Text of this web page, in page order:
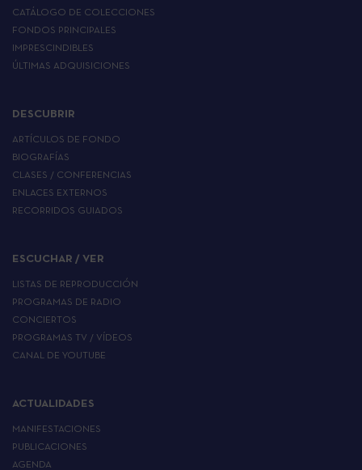
CATÁLOGO DE COLECCIONES
FONDOS PRINCIPALES
IMPRESCINDIBLES
ÚLTIMAS ADQUISICIONES
DESCUBRIR
ARTÍCULOS DE FONDO
BIOGRAFÍAS
CLASES / CONFERENCIAS
ENLACES EXTERNOS
RECORRIDOS GUIADOS
ESCUCHAR / VER
LISTAS DE REPRODUCCIÓN
PROGRAMAS DE RADIO
CONCIERTOS
PROGRAMAS TV / VÍDEOS
CANAL DE YOUTUBE
ACTUALIDADES
MANIFESTACIONES
PUBLICACIONES
AGENDA